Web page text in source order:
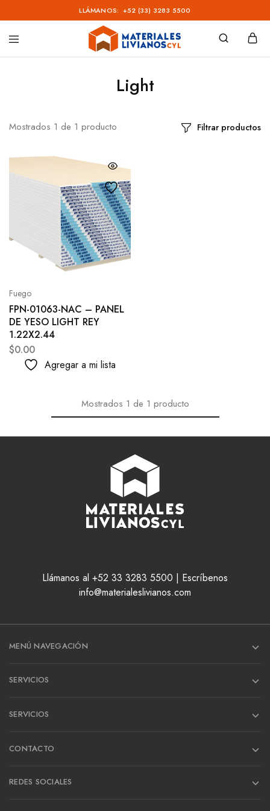
LLÁMANOS: +52 (33) 3283 5500
Materiales
Light
Mostrados 1 de 1 producto Filtrar productos
Fuego
FPN-01063-NAC – PANEL
DE YESO LIGHT REY
1.22X2.44
$0.00
Agregar a mi lista
Mostrados 1 de 1 producto
Llámanos al +52 33 3283 5500 | Escríbenos
info@materialeslivianos.com
MENÚ NAVEGACIÓN
SERVICIOS
SERVICIOS
CONTACTO
REDES SOCIALES